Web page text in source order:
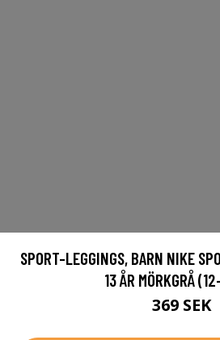
SPORT-LEGGINGS, BARN NIKE
13 ÅR MÖRKGRÅ
369 SEK